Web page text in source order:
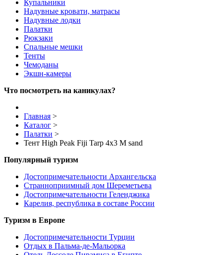
Купальники
Надувные кровати, матрасы
Надувные лодки
Палатки
Рюкзаки
Спальные мешки
Тенты
Чемоданы
Экшн-камеры
Что посмотреть на каникулах?
Главная >
Каталог >
Палатки >
Тент High Peak Fiji Tarp 4x3 M sand
Популярный туризм
Достопримечательности Архангельска
Странноприимный дом Шереметьева
Достопримечательности Геленджика
Карелия, республика в составе России
Туризм в Европе
Достопримечательности Турции
Отдых в Пальма-де-Мальорка